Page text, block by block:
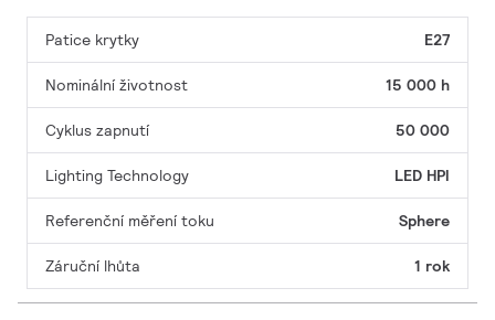
Patice krytky E27
Nominální životnost 15 000 h
Cyklus zapnutí 50 000
Lighting Technology LED HPI
Referenční měření toku Sphere
Záruční lhůta 1 rok